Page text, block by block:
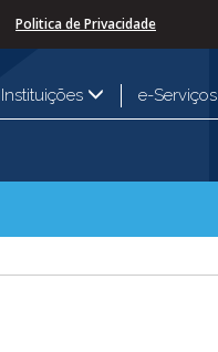
Politica de Privacidade
Instituições e-Serviços